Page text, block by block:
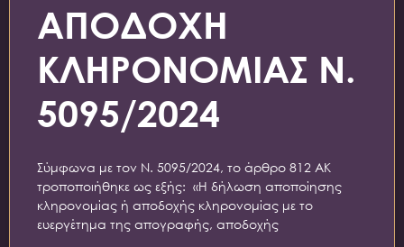
ΑΠΟΔΟΧΗ
ΚΛΗΡΟΝΟΜΙΑΣ Ν.
5095/2024
Σύμφωνα με τον Ν. 5095/2024, το άρθρο 812 ΑΚ
τροποποιήθηκε ως εξής: «Η δήλωση αποποίησης
κληρονομίας ή αποδοχής κληρονομίας με το
ευεργέτημα της απογραφής, αποδοχής